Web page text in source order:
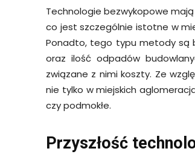
Technologie bezwykopowe
co jest szczególnie istotne w
Ponadto, tego typu metody są
oraz ilość odpadów
związane z nimi koszty. Ze
nie tylko w miejskich
czy podmokłe.
Przyszłość